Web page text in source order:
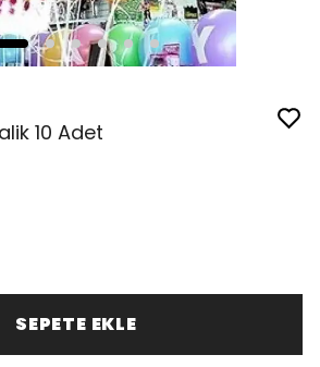
10 Adet
SEPETE EKLE